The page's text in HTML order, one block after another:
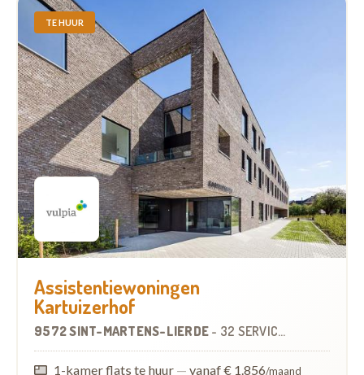
TE HUUR
Assistentiewoningen
Kartuizerhof
9572 SINT-MARTENS-LIERDE - 32 SERVICEFLATS
1-kamer flats te huur — vanaf € 1.856/maand